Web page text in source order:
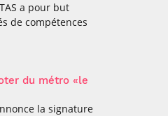
a pour but
de compétences
du métro «le
la signature